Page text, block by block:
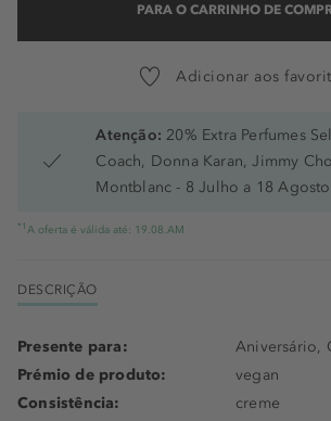
PARA O CARRINHO DE
Adicionar aos
Atenção: 20% Extra Perfumes
Coach, Donna Karan, Jimmy
Montblanc - 8 Julho a 18
*1 A oferta é válida até: 19.08.AM
DESCRIÇÃO
Presente para:
Aniversário,
Prémio de produto:
vegan
Consistência:
creme